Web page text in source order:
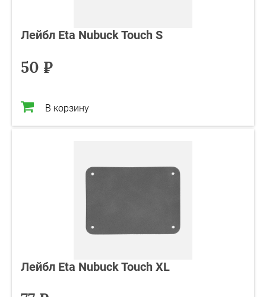
Лейбл Eta Nubuck Touch S
50 ₽
В корзину
Лейбл Eta Nubuck Touch XL